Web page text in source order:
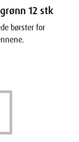
12 stk
børster for